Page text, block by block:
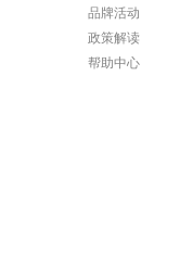
品牌活动
政策解读
帮助中心